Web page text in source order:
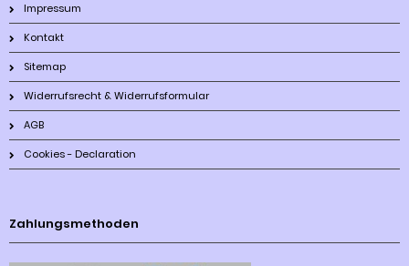
Impressum
Kontakt
Sitemap
Widerrufsrecht & Widerrufsformular
AGB
Cookies - Declaration
Zahlungsmethoden